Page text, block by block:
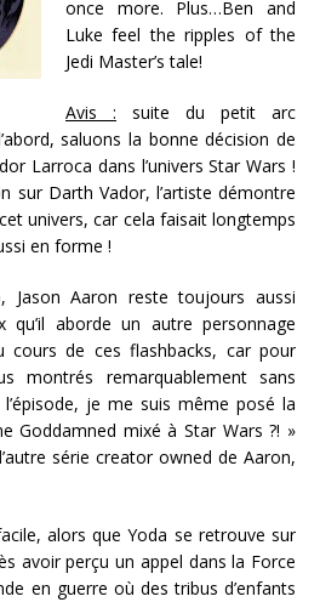
once more. Plus…Ben and
Luke feel the ripples of the
Jedi Master’s tale!
Avis : suite du petit arc
saluons la bonne décision de
Larroca dans l’univers Star Wars !
sur Darth Vador, l’artiste démontre
univers, car cela faisait longtemps
en forme !
Jason Aaron reste toujours aussi
qu’il aborde un autre personnage
de ces flashbacks, car pour
montrés remarquablement sans
je me suis même posé la
Goddamned mixé à Star Wars ?! »
série creator owned de Aaron,
alors que Yoda se retrouve sur
avoir perçu un appel dans la Force
en guerre où des tribus d’enfants